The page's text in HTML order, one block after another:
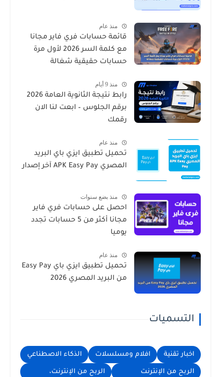
منذ عام
قائمة حسابات فري فاير مجانا
مع كلمة السر 2026 لأول مرة
حسابات حقيقية شغالة
منذ 9 أيام
رابط نتيجة الثانوية العامة 2026
برقم الجلوس – ابعت لنا الان
رقمك
منذ عام
تحميل تطبيق ايزي باي البريد
المصري APK Easy Pay آخر إصدار
منذ بضع سنوات
احصل على حسابات فري فاير
مجانا أكثر من 5 حسابات تجدد
يوميا
منذ عام
تحميل تطبيق ايزي باي Easy Pay
من البريد المصري 2026
التسميات
اخبار تقنية افلام ومسلسلات الذكاء الاصطناعي
الربح من الإنترنت الربح من الإنترنت،